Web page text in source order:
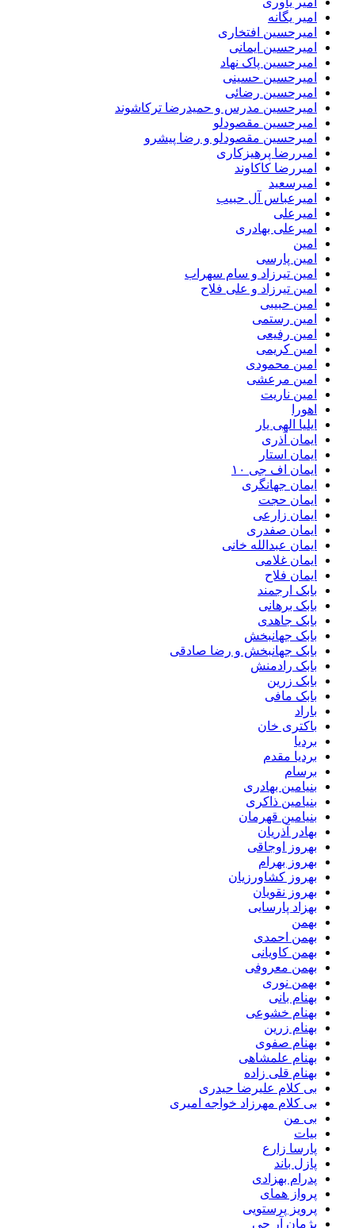
امیر یگانه
امیرحسین افتخاری
امیرحسین ایمانی
امیرحسین پاک نهاد
امیرحسین حسینی
امیرحسین رضائی
امیرحسین مدرس و حمیدرضا ترکاشوند
امیرحسین مقصودلو
امیرحسین مقصودلو و رضا پیشرو
امیررضا پرهیزکاری
امیررضا کاکاوند
امیرسعید
امیرعباس آل حبیب
امیرعلی
امیرعلی بهادری
امین
امین پارسی
امین تیرزاد و سام سهراب
امین تیرزاد و علی فلاح
امین حبیبی
امین رستمی
امین رفیعی
امین کریمی
امین محمودی
امین مرعشی
امین ناریت
اهورا
ایلیا الهی یار
ایمان آذری
ایمان استار
ایمان اف جی ۱۰
ایمان جهانگری
ایمان حجت
ایمان زارعی
ایمان صفدری
ایمان عبدالله خانی
ایمان غلامی
ایمان فلاح
بابک ارجمند
بابک برهانی
بابک جاهدی
بابک جهانبخش
بابک جهانبخش و رضا صادقی
بابک رادمنش
بابک زرین
بابک مافی
باراد
باکتری خان
بردیا
بردیا مقدم
برسام
بنیامین بهادری
بنیامین ذاکری
بنیامین قهرمان
بهادر آذریان
بهروز اوجاقی
بهروز بهرام
بهروز کشاورزیان
بهروز نقویان
بهزاد پارسایی
بهمن
بهمن احمدی
بهمن کاویانی
بهمن معروفی
بهمن نوری
بهنام بانی
بهنام خشوعی
بهنام زرین
بهنام صفوی
بهنام علمشاهی
بهنام قلی زاده
بی کلام علیرضا حیدری
بی کلام مهرزاد خواجه امیری
بی من
بیات
پارسا زارع
پازل باند
پدرام بهزادی
پرواز همای
پرویز پرستویی
پژمان آر جی